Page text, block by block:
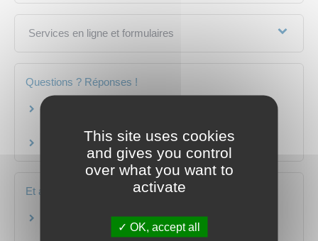
Services en ligne et formulaires
Questions ? Réponses !
Doit-on assurer son animal de compagnie ?
Et aussi
Animal de compagnie
Loisirs - Sports - Culture
This site uses cookies
and gives you control
over what you want to
activate
OK, accept all